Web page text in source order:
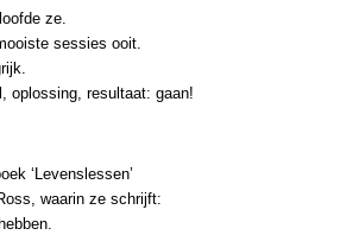
ze.
sessies ooit.
oplossing, resultaat: gaan!
‘Levenslessen’
waarin ze schrijft: